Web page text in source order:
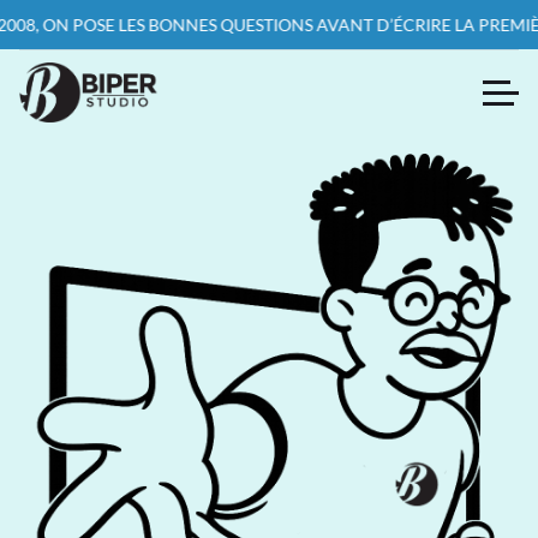
QUESTIONS AVANT D’ÉCRIRE LA PREMIÈRE LIGNE DE